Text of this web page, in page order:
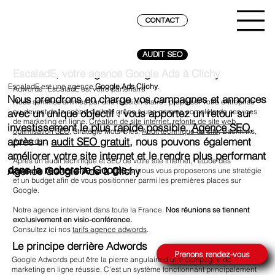
AUDIT SEO
CONTACT
ATTEINDRE LE SOMMET SUR GOOGLE
Agence Google Ads à Clichy
Prenons rendez-vous
EscaladE est une agenceGoogle Ads Clichy.
Nous prendrons en charge vos campagnes et annonces
avec un unique objectif : vous apportez un retour sur
investissement le plus rapide possible.Agence SEO,
après unaudit SEO gratuit, nous pouvons également
améliorer votre site internet et le rendre plus performant
dans la recherche Google.
EscaladE, votre agence Google Ads à Clichy
Adwords : EscaladE est votre partenaire
Nous sommes animés par une mission claire : propulser votre entreprise
au-devant de la scène digitale grâce à une gamme complète de services
de marketing en ligne. Création de site internet, refonte de site web,
optimisation SEO, Stratégie Mots-Clés,Audit technique du site, Backlinks,
Adwords...
Après un audit technique et SEO de votre site internet, l'étude des
positions de vos concurrents directs, nous vous proposerons une stratégie
et un budget afin de vous positionner parmi les premières places sur
Google.
Notre agence intervient dans toute la France. Nos réunions se tiennent
exclusivement en visio-conférence.
Consultez ici nos tarifs agence adwords.
Le principe derrière Adwords
Google Adwords peut être la pierre angulaire d'une campagne de
marketing en ligne réussie. C'est un système fonctionnant principalement